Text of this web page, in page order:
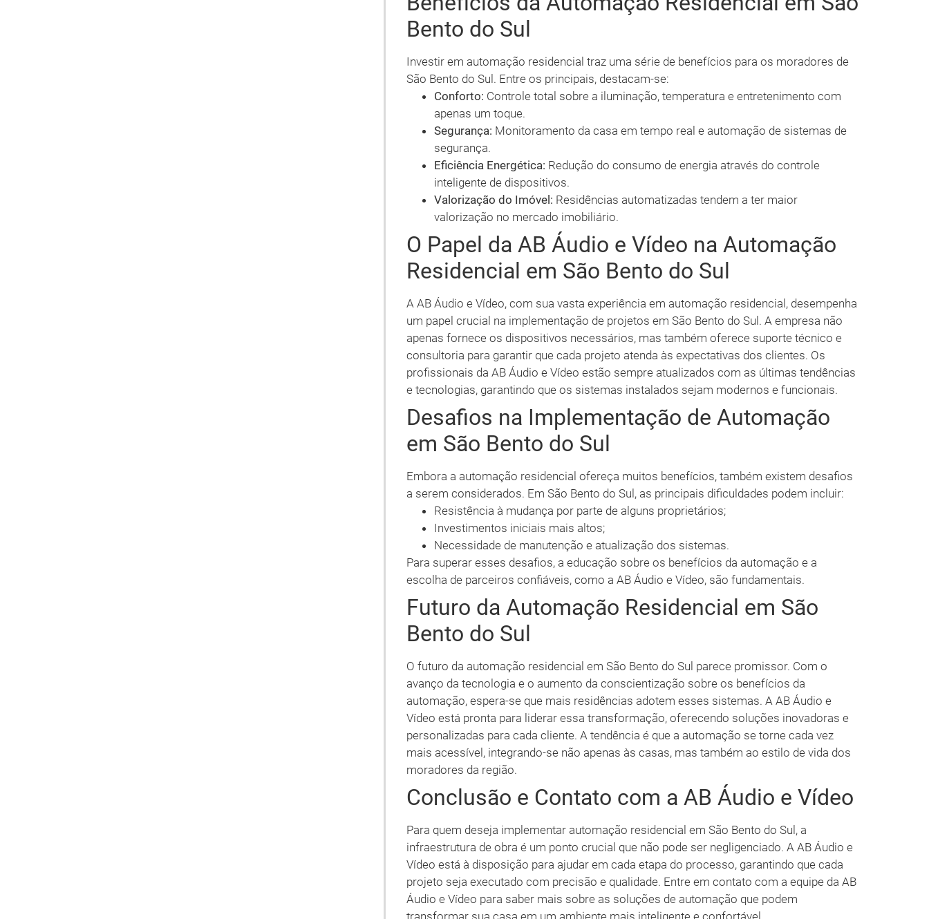
Bento do Sul
Investir em automação residencial traz uma série de benefícios para os moradores de
São Bento do Sul. Entre os principais, destacam-se:
Conforto: Controle total sobre a iluminação, temperatura e entretenimento com
apenas um toque.
Segurança: Monitoramento da casa em tempo real e automação de sistemas de
segurança.
Eficiência Energética: Redução do consumo de energia através do controle
inteligente de dispositivos.
Valorização do Imóvel: Residências automatizadas tendem a ter maior
valorização no mercado imobiliário.
O Papel da AB Áudio e Vídeo na Automação
Residencial em São Bento do Sul
A AB Áudio e Vídeo, com sua vasta experiência em automação residencial, desempenha
um papel crucial na implementação de projetos em São Bento do Sul. A empresa não
apenas fornece os dispositivos necessários, mas também oferece suporte técnico e
consultoria para garantir que cada projeto atenda às expectativas dos clientes. Os
profissionais da AB Áudio e Vídeo estão sempre atualizados com as últimas tendências
e tecnologias, garantindo que os sistemas instalados sejam modernos e funcionais.
Desafios na Implementação de Automação
em São Bento do Sul
Embora a automação residencial ofereça muitos benefícios, também existem desafios
a serem considerados. Em São Bento do Sul, as principais dificuldades podem incluir:
Resistência à mudança por parte de alguns proprietários;
Investimentos iniciais mais altos;
Necessidade de manutenção e atualização dos sistemas.
Para superar esses desafios, a educação sobre os benefícios da automação e a
escolha de parceiros confiáveis, como a AB Áudio e Vídeo, são fundamentais.
Futuro da Automação Residencial em São
Bento do Sul
O futuro da automação residencial em São Bento do Sul parece promissor. Com o
avanço da tecnologia e o aumento da conscientização sobre os benefícios da
automação, espera-se que mais residências adotem esses sistemas. A AB Áudio e
Vídeo está pronta para liderar essa transformação, oferecendo soluções inovadoras e
personalizadas para cada cliente. A tendência é que a automação se torne cada vez
mais acessível, integrando-se não apenas às casas, mas também ao estilo de vida dos
moradores da região.
Conclusão e Contato com a AB Áudio e Vídeo
Para quem deseja implementar automação residencial em São Bento do Sul, a
infraestrutura de obra é um ponto crucial que não pode ser negligenciado. A AB Áudio e
Vídeo está à disposição para ajudar em cada etapa do processo, garantindo que cada
projeto seja executado com precisão e qualidade. Entre em contato com a equipe da AB
Áudio e Vídeo para saber mais sobre as soluções de automação que podem
transformar sua casa em um ambiente mais inteligente e confortável.